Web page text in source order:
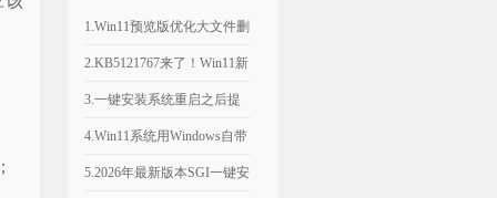
1.Win11预览版优化大文件删
除流程，告别“正在计算”弹
窗
2.KB5121767来了！Win11新
补丁修复部分戴尔电脑意外
关机、发热异常
3.一键安装系统重启之后提
示系统文件已丢失
4.Win11系统用Windows自带
的程序打印图片颜色不对
5.2026年最新版本SGI一键安